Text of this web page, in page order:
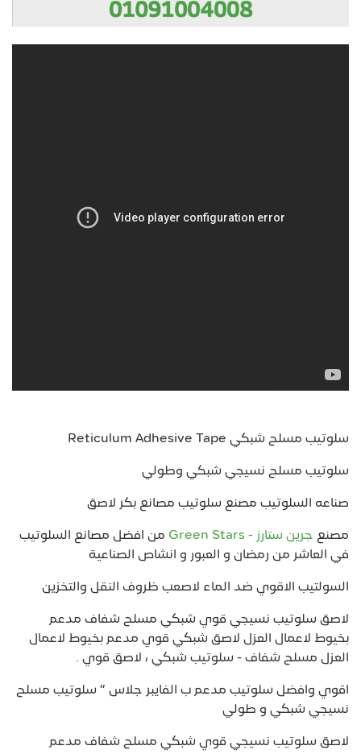
سلوتيب مسلح شبكي Reticulum Adhesive Tape
سلوتيب مسلح نسيجي شبكي وطولي
صناعه السلوتيب مصنع سلوتيب مصانع بكر لاصق
مصنع جرين ستارز - Green Stars
من افضل مصانع السلوتيب
في العاشر من رمضان و العبور و انشاص الصناعية
السولتيب الاقوي ضد الماء لاصعب ظروف النقل والتخزين
لاصق سلوتيب نسيجي قوي شبكي مسلح شفاف مدعم
بخيوط لاعمال العزل لاصق شبكي قوي مدعم بخيوط لاعمال
العزل مسلح شفاف - سلوتيب شبكي ، لاصق قوي .
اقوي وافضل سلوتيب مدعم ب الفايبر جلاس ” سلوتيب مسلح
نسيجي شبكي و طولي
لاصق سلوتيب نسيجي قوي شبكي مسلح شفاف مدعم